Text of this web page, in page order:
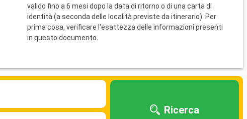
valido fino a 6 mesi dopo la data di ritorno o di una carta di
identità (a seconda delle località previste da itinerario). Per
prima cosa, verificare l'esattezza delle informazioni presenti
in questo documento.
Ricerca